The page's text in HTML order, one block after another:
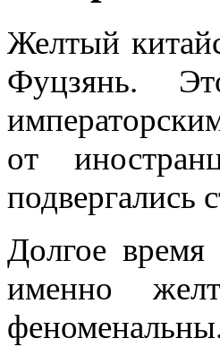
Желтый
Фуцзянь.
от
подвергались
Долгое время
именно